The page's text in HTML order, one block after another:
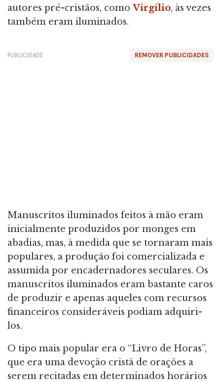
autores pré-cristãos, comoVirgílio, às vezes
também eram iluminados.
REMOVER PUBLICIDADES
PUBLICIDADE
Manuscritos iluminados feitos à mão eram
inicialmente produzidos por monges em
abadias, mas, à medida que se tornaram mais
populares, a produção foi comercializada e
assumida por encadernadores seculares. Os
manuscritos iluminados eram bastante caros
de produzir e apenas aqueles com recursos
financeiros consideráveis ​​podiam adquiri-
los.
O tipo mais popular era o “Livro de Horas”,
que era uma devoção cristã de orações a
serem recitadas em determinados horários